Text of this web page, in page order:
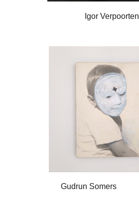
Igor Verpoorten
Gudrun Somers